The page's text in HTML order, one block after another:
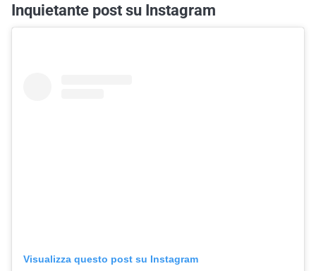
Inquietante post su Instagram
Visualizza questo post su Instagram